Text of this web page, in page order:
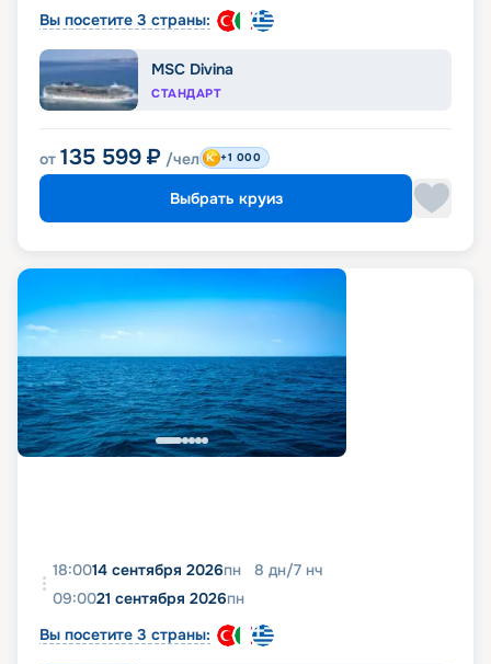
Вы посетите 3 страны:
MSC Divina
СТАНДАРТ
от 135 599 ₽ /чел +1 000
Выбрать круиз
18:0014 сентября 2026пн 8 дн/7 нч
09:0021 сентября 2026пн
Вы посетите 3 страны: